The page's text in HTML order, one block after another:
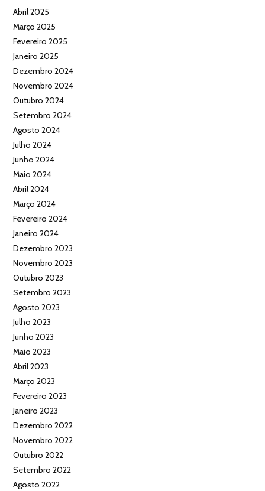
Abril 2025
Março 2025
Fevereiro 2025
Janeiro 2025
Dezembro 2024
Novembro 2024
Outubro 2024
Setembro 2024
Agosto 2024
Julho 2024
Junho 2024
Maio 2024
Abril 2024
Março 2024
Fevereiro 2024
Janeiro 2024
Dezembro 2023
Novembro 2023
Outubro 2023
Setembro 2023
Agosto 2023
Julho 2023
Junho 2023
Maio 2023
Abril 2023
Março 2023
Fevereiro 2023
Janeiro 2023
Dezembro 2022
Novembro 2022
Outubro 2022
Setembro 2022
Agosto 2022